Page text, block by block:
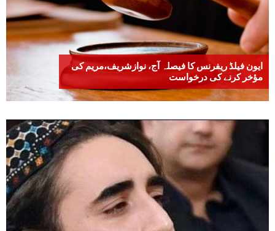
ایون فیلڈ ریفرنس کا فیصلہ آج، نوازشریف،مریم کی
مؤخر کرنے کی درخواست